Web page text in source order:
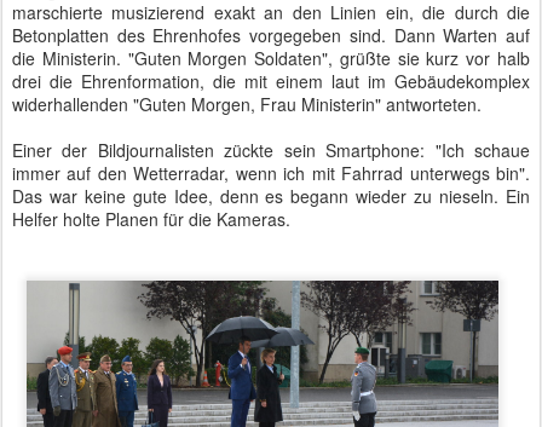
Rumänischer Verteidigungsminister Mihnea Ioan Motoc in Berlin - Meldung an die
bereits einen Schirm in der Hand und ging auf Mihnea Ioan Motoc
zu. Nach einem kurzen Gespräch begaben sie sich auf das rote
Podest und lauschten den Nationalhymnen. Anschließend schritten
sie die Ehrenformation ab. Die Ministerin hatte dazu den Schirm
eingeklappt. Dann stellten sie sich wieder auf das Podest und
ließen die Ehrenformation vorbeiziehen.